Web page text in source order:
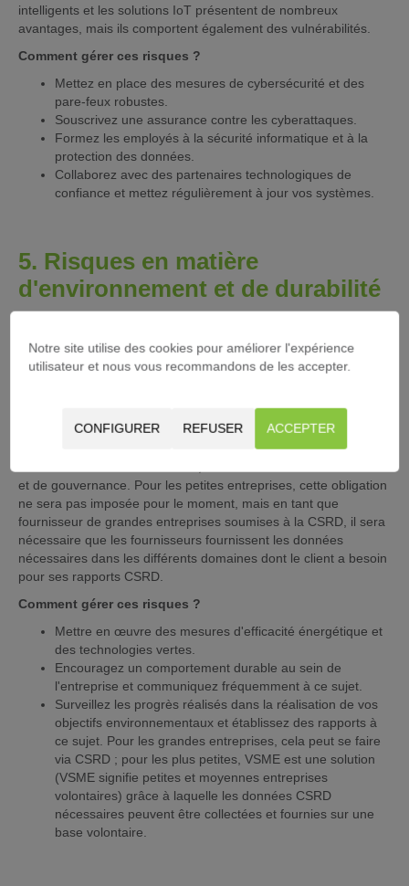
intelligents et les solutions IoT présentent de nombreux
avantages, mais ils comportent également des vulnérabilités.
Comment gérer ces risques ?
Mettez en place des mesures de cybersécurité et des
pare-feux robustes.
Souscrivez une assurance contre les cyberattaques.
Formez les employés à la sécurité informatique et à la
protection des données.
Collaborez avec des partenaires technologiques de
confiance et mettez régulièrement à jour vos systèmes.
5. Risques en matière
d'environnement et de durabilité
dans la gestion de l'énergie, la réduction des déchets et
l'économie circulaire. Le non-respect des objectifs de durabilité
outre, la réglementation CSRD obligera les entreprises et les
organisations à être beaucoup plus durables en matière
d'environnement et à soutenir tous les efforts sociaux possibles.
et de gouvernance. Pour les petites entreprises, cette obligation
ne sera pas imposée pour le moment, mais en tant que
fournisseur de grandes entreprises soumises à la CSRD, il sera
nécessaire que les fournisseurs fournissent les données
nécessaires dans les différents domaines dont le client a besoin
pour ses rapports CSRD.
Comment gérer ces risques ?
Mettre en œuvre des mesures d'efficacité énergétique et
des technologies vertes.
Encouragez un comportement durable au sein de
l'entreprise et communiquez fréquemment à ce sujet.
Surveillez les progrès réalisés dans la réalisation de vos
objectifs environnementaux et établissez des rapports à
ce sujet. Pour les grandes entreprises, cela peut se faire
via CSRD ; pour les plus petites, VSME est une solution
(VSME signifie petites et moyennes entreprises
volontaires) grâce à laquelle les données CSRD
nécessaires peuvent être collectées et fournies sur une
base volontaire.
Notre site utilise des cookies pour améliorer l'expérience
utilisateur et nous vous recommandons de les accepter.
CONFIGURER REFUSER ACCEPTER